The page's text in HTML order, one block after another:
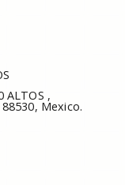
ALTOS ,
88530, Mexico.